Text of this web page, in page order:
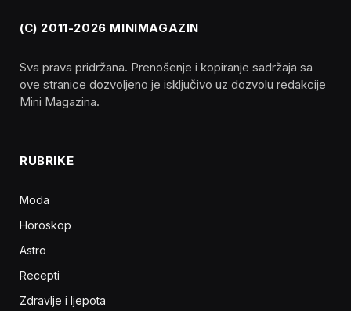
(C) 2011-2026 MINIMAGAZIN
Sva prava pridržana. Prenošenje i kopiranje sadržaja sa
ove stranice dozvoljeno je isključivo uz dozvolu redakcije
Mini Magazina.
RUBRIKE
Moda
Horoskop
Astro
Recepti
Zdravlje i ljepota